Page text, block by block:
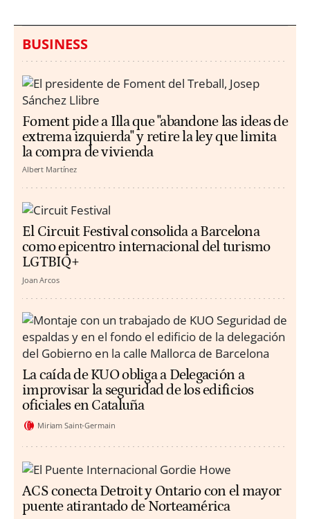
BUSINESS
Foment pide a Illa que "abandone las ideas de
extrema izquierda" y retire la ley que limita
la compra de vivienda
Albert Martínez
El Circuit Festival consolida a Barcelona
como epicentro internacional del turismo
LGTBIQ+
Joan Arcos
La caída de KUO obliga a Delegación a
improvisar la seguridad de los edificios
oficiales en Cataluña
Miriam Saint-Germain
ACS conecta Detroit y Ontario con el mayor
puente atirantado de Norteamérica